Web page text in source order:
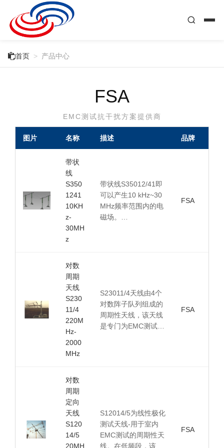
首页 > 产品中心
FSA
EMC测试抗干扰方案提供商
图片 名称 描述 品牌
带状
线
S350
1241
10KH
z-
30MH
z
带状线S35012/41即
可以产生10 kHz~30
MHz频率范围内的电
磁场。…
FSA
对数
周期
天线
S230
11/4
220M
Hz-
2000
MHz
S23011/4天线由4个
对数阵子队列组成的
周期性天线，该天线
是专门为EMC测试…
FSA
对数
周期
定向
天线
S120
14/5
20MH
S12014/5为线性极化
测试天线-用于室内
EMC测试的周期性天
线。在低频段，该…
FSA